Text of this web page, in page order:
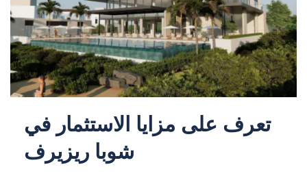
تعرف على مزايا الاستثمار في
شوبا ريزيرف